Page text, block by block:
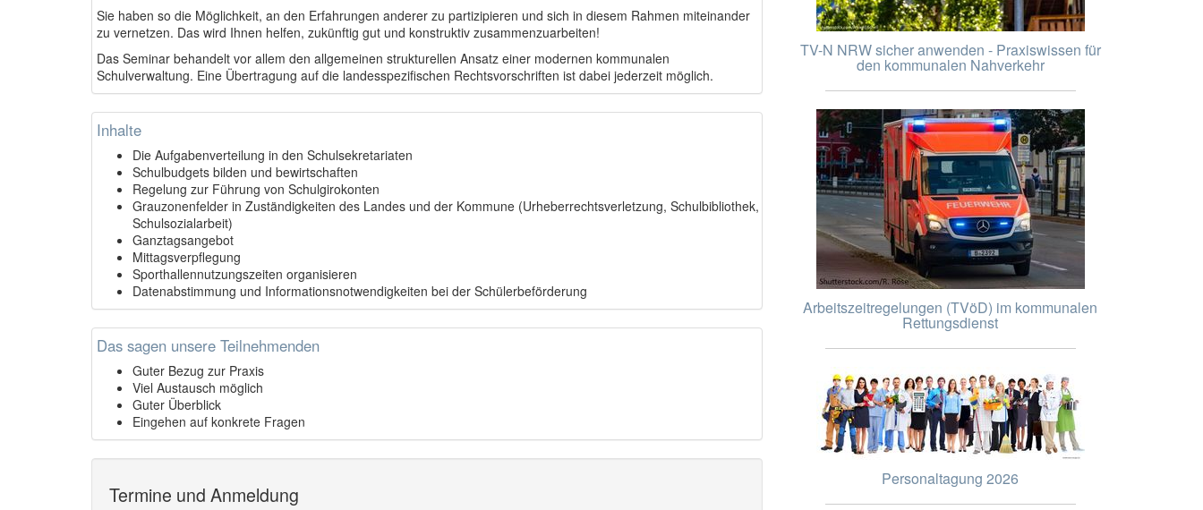
Sie haben so die Möglichkeit, an den Erfahrungen anderer zu partizipieren und sich in diesem Rahmen miteinander
zu vernetzen. Das wird Ihnen helfen, zukünftig gut und konstruktiv zusammenzuarbeiten!
Das Seminar behandelt vor allem den allgemeinen strukturellen Ansatz einer modernen kommunalen
Schulverwaltung. Eine Übertragung auf die landesspezifischen Rechtsvorschriften ist dabei jederzeit möglich.
Inhalte
Die Aufgabenverteilung in den Schulsekretariaten
Schulbudgets bilden und bewirtschaften
Regelung zur Führung von Schulgirokonten
Grauzonenfelder in Zuständigkeiten des Landes und der Kommune (Urheberrechtsverletzung, Schulbibliothek,
Schulsozialarbeit)
Ganztagsangebot
Mittagsverpflegung
Sporthallennutzungszeiten organisieren
Datenabstimmung und Informationsnotwendigkeiten bei der Schülerbeförderung
Das sagen unsere Teilnehmenden
Guter Bezug zur Praxis
Viel Austausch möglich
Guter Überblick
Eingehen auf konkrete Fragen
Termine und Anmeldung
TV-N NRW sicher anwenden - Praxiswissen für
den kommunalen Nahverkehr
Arbeitszeitregelungen (TVöD) im kommunalen
Rettungsdienst
Personaltagung 2026